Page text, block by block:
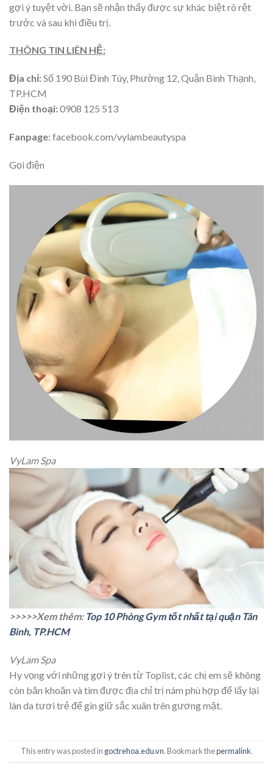
gợi ý tuyệt vời. Bạn sẽ nhận thấy được sự khác biệt rõ rệt
trước và sau khi điều trị.
THÔNG TIN LIÊN HỆ:
Địa chỉ:Số 190 Bùi Đình Túy, Phường 12, Quận Bình Thạnh,
TP.HCM
Điện thoại:0908 125 513
Fanpage: facebook.com/vylambeautyspa
Gọi điện
VyLam Spa
>>>>>Xem thêm: Top 10 Phòng Gym tốt nhất tại quận Tân
Bình, TP.HCM
VyLam Spa
Hy vọng với những gợi ý trên từ Toplist, các chị em sẽ không
còn băn khoăn và tìm được địa chỉ trị nám phù hợp để lấy lại
làn da tươi trẻ để gìn giữ sắc xuân trên gương mặt.
This entry was posted in goctrehoa.edu.vn. Bookmark thepermalink.